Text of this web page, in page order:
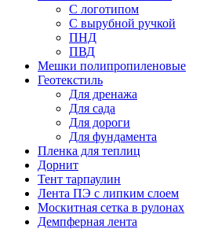
С логотипом
С вырубной ручкой
ПНД
ПВД
Мешки полипропиленовые
Геотекстиль
Для дренажа
Для сада
Для дороги
Для фундамента
Пленка для теплиц
Дорнит
Тент тарпаулин
Лента ПЭ с липким слоем
Москитная сетка в рулонах
Демпферная лента